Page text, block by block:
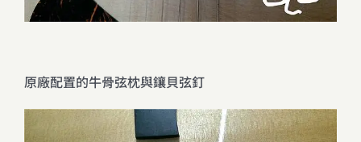
原廠配置的牛骨弦枕與鑲貝弦釘